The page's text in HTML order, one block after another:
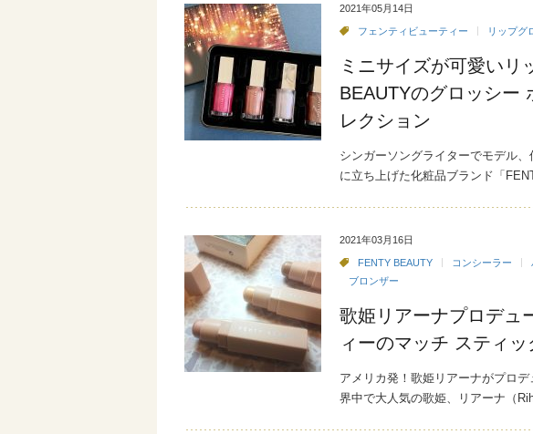
2021年05月14日
フェンティビューティー リップグ
ミニサイズが可愛いリ
BEAUTYのグロッシー
レクション
シンガーソングライターでモデル
に立ち上げた化粧品ブランド「
2021年03月16日
FENTY BEAUTY コンシーラー
ブロンザー
歌姫リアーナプロデュ
ィーのマッチ スティッ
アメリカ発！歌姫リアーナがプロ
界中で大人気の歌姫、リアーナ（